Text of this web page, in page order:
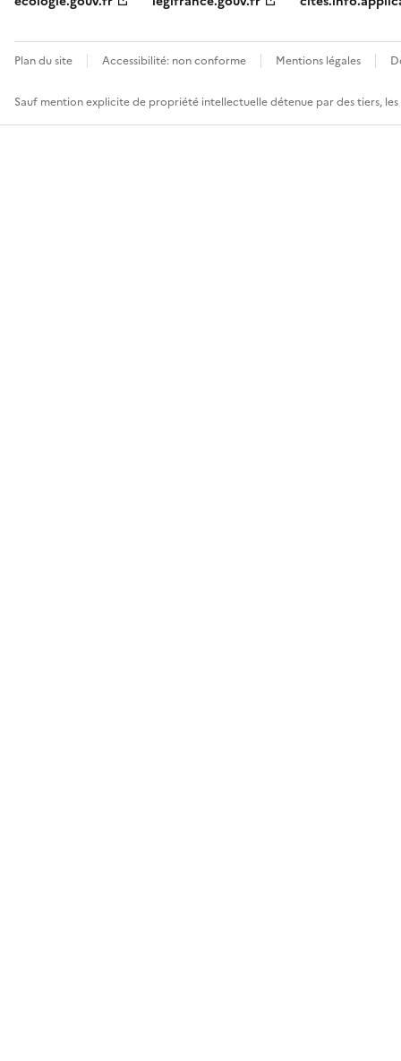
Plan du site Accessibilité: non conforme Mentions légales
Sauf mention explicite de propriété intellectuelle détenue par des tiers,